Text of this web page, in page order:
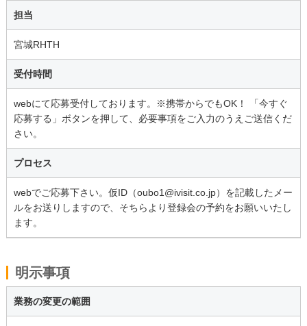
担当
宮城RHTH
受付時間
webにて応募受付しております。※携帯からでもOK！ 「今すぐ
応募する」ボタンを押して、必要事項をご入力のうえご送信くだ
さい。
プロセス
webでご応募下さい。仮ID（oubo1@ivisit.co.jp）を記載したメー
ルをお送りしますので、そちらより登録会の予約をお願いいたし
ます。
明示事項
業務の変更の範囲